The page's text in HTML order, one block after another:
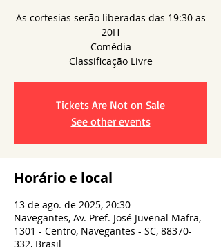
As cortesias serão liberadas das 19:30 as
20H
Comédia
Classificação Livre
Tickets Are Not on Sale
See other events
Horário e local
13 de ago. de 2025, 20:30
Navegantes, Av. Pref. José Juvenal Mafra,
1301 - Centro, Navegantes - SC, 88370-
332, Brasil